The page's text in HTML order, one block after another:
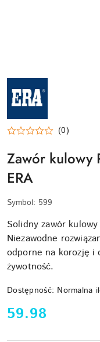
NAZWA
PRODUCENTA:
ERA
(0)
Zawór kulowy
ERA
Symbol: 599
Solidny zawór
Niezawodne
odporne na korozję i
żywotność.
Dostępność: Normalna
cena:
59.98